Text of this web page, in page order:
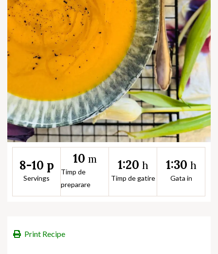
8-10 p
Servings
10 m
Timp de
preparare
1:20 h
Timp de gatire
1:30 h
Gata in
Print Recipe